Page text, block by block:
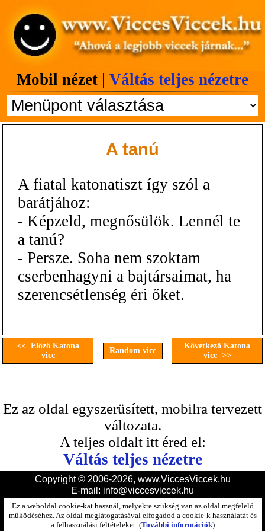
Mobil nézet | Váltás teljes nézetre
A tanú
A fiatal katonatiszt így szól a
barátjához:
- Képzeld, megnősülök. Lennél te
a tanú?
- Persze. Soha nem szoktam
cserbenhagyni a bajtársaimat, ha
szerencsétlenség éri őket.
<< Előző Katona
vicc
Random vicc
Következő Katona
vicc >>
Ez az oldal egyszerüsített, mobilra tervezett
változata.
A teljes oldalt itt éred el:
Váltás teljes nézetre
Copyright © 2006-2026, www.ViccesViccek.hu
E-mail: info@viccesviccek.hu
Ez a weboldal cookie-kat használ, melyekre szükség van az oldal megfelelő
működéséhez. Az oldal meglátogatásával elfogadod a cookie-k használatát és
a felhasználási feltételeket. (További információk)